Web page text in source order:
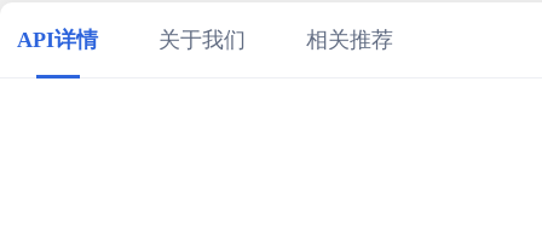
API详情 关于我们 相关推荐